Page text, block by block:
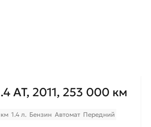
AT, 2011, 253 000 км
1.4 л. Бензин Автомат Передний